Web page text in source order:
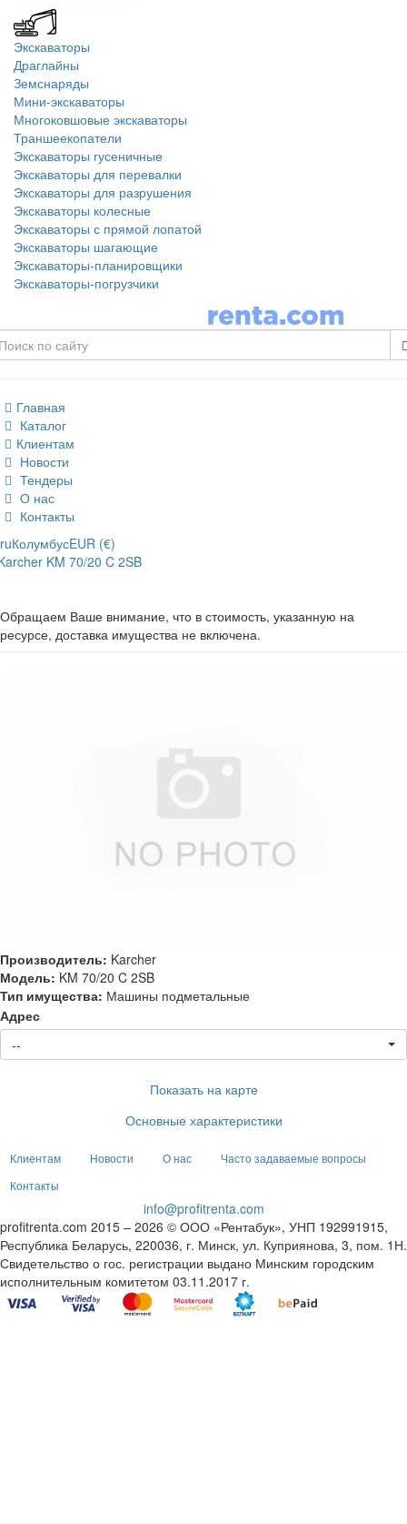
Экскаваторы
Драглайны
Земснаряды
Мини-экскаваторы
Многоковшовые экскаваторы
Траншеекопатели
Экскаваторы гусеничные
Экскаваторы для перевалки
Экскаваторы для разрушения
Экскаваторы колесные
Экскаваторы с прямой лопатой
Экскаваторы шагающие
Экскаваторы-планировщики
Экскаваторы-погрузчики
Главная
Каталог
Клиентам
Новости
Тендеры
О нас
Контакты
ruКолумбусEUR (€)
KM 70/20 C 2SB
Обращаем Ваше внимание, что в стоимость, указанную на
ресурсе, доставка имущества не включена.
Производитель: Karcher
Модель: KM 70/20 C 2SB
Тип имущества: Машины подметальные
Адрес
--
Показать на карте
Основные характеристики
Клиентам Новости О нас
Часто задаваемые вопросы
Контакты
info@profitrenta.com
profitrenta.com 2015 – 2026 © ООО «Рентабук», УНП 192991915,
Республика Беларусь, 220036, г. Минск, ул. Куприянова, 3, пом. 1Н.
Свидетельство о гос. регистрации выдано Минским городским
исполнительным комитетом 03.11.2017 г.